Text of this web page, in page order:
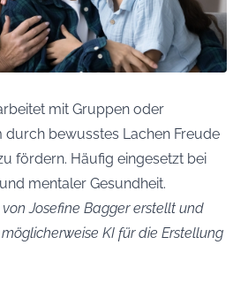
mit Gruppen oder
durch bewusstes Lachen Freude
fördern. Häufig eingesetzt bei
mentaler Gesundheit.
Josefine Bagger erstellt und
KI für die Erstellung